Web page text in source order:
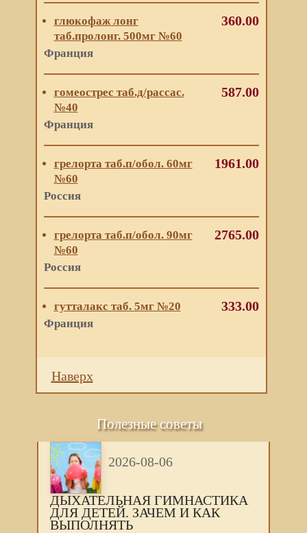
глюкофаж лонг
таб.пролонг. 500мг №60
Франция
360.00
гомеострес таб.д/рассас.
№40
Франция
587.00
грелорта таб.п/обол. 60мг
№60
Россия
1961.00
грелорта таб.п/обол. 90мг
№60
Россия
2765.00
гутталакс таб. 5мг №20
Франция
333.00
Наверх
Полезные советы
2026-08-06
ДЫХАТЕЛЬНАЯ ГИМНАСТИКА
ДЛЯ ДЕТЕЙ. ЗАЧЕМ И КАК
ВЫПОЛНЯТЬ